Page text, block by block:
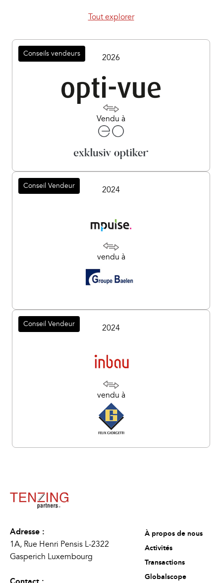
Tout explorer
Conseils vendeurs 2026
Vendu à
Conseil Vendeur 2024
vendu à
Conseil Vendeur 2024
vendu à
Adresse :
1A, Rue Henri Pensis L-2322
Gasperich Luxembourg
Contact :
À propos de nous
Activités
Transactions
Globalscope